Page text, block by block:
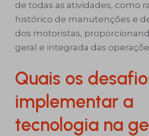
de todas as atividades, como
histórico de manutenções e
dos motoristas,
geral e integrada das
Quais os
implementar a
tecnologia na